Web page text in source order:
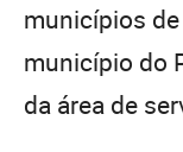
municípios de
município do
da área de